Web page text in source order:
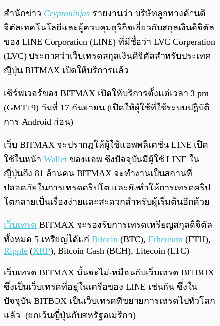
พร้อมเล่น /0:00
สำนักข่าว Cryptoninjas รายงานว่า บริษัทลูกทางด้านดิ
จิตัลเทคโนโลยีและผู้ควบคุมธุริกิจเกี่ยวกับสกุลเงินดิจิตัล
ของ LINE Corporation (LINE) ที่มีชื่อว่า LVC Corperation
(LVC) ประกาศว่าเว็บเทรดสกุลเงินดิจิตัลสำหรับประเทศ
ญี่ปุ่น BITMAX เปิดให้บริการแล้ว
เซิร์ฟเวอร์ของ BITMAX เปิดให้บริการตั้งแต่เวลา 3 pm
(GMT+9) วันที่ 17 กันยายน (เปิดให้ผู้ใช้ที่ใช้ระบบปฎิบัติ
การ Android ก่อน)
เว็บ BITMAX จะปรากฎให้ผู้ใช้แอพพลิเคชั่น LINE เปิด
ใช้ในหน้า Wallet ของแอพ ซึ่งปัจจุบันมีผู้ใช้ LINE ใน
ญี่ปุ่นถึง 81 ล้านคน BITMAX จะทำงานเป็นสถานที่
ปลอดภัยในการเทรดคริปโต และยังทำให้การเทรดคริป
โตกลายเป็นเรื่องง่ายและสะดวกสำหรับผู้เริ่มต้นอีกด้วย
เว็บเทรด BITMAX จะรองรับการเทรดเหรียญสกุลดิจิตัล
ทั้งหมด 5 เหรียญได้แก่ Bitcoin (BTC), Ethereum (ETH),
Ripple (XRP), Bitcoin Cash (BCH), Litecoin (LTC)
เว็บเทรด BITMAX นั้นจะไม่เหมือนกับเว็บเทรด BITBOX
ซึ่งเป็นเว็บเทรดที่อยู่ในเครือของ LINE เช่นกัน ซึ่่งใน
ปัจจุบัน BITBOX เป็นเว็บเทรดที่ขยายการเทรดไปทั่วโลก
แล้ว (ยกเว้นญี่ปุ่นกับสหรัฐอเมริกา)